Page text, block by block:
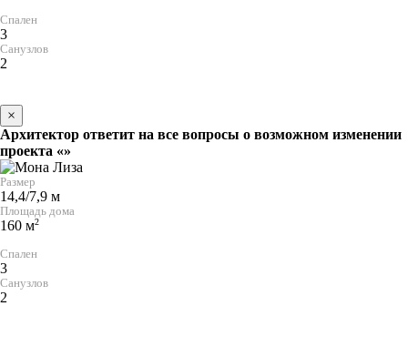
Спален
3
Санузлов
2
×
Архитектор ответит на все вопросы о возможном изменении
проекта «»
Размер
14,4/7,9 м
Площадь дома
160 м2
Спален
3
Санузлов
2